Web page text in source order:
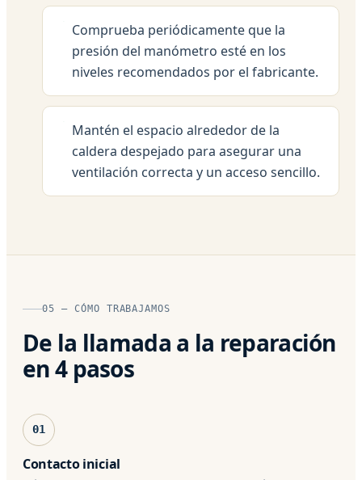
Comprueba periódicamente que la
presión del manómetro esté en los
niveles recomendados por el fabricante.
Mantén el espacio alrededor de la
caldera despejado para asegurar una
ventilación correcta y un acceso sencillo.
05 — CÓMO TRABAJAMOS
De la llamada a la reparación
en 4 pasos
01
Contacto inicial